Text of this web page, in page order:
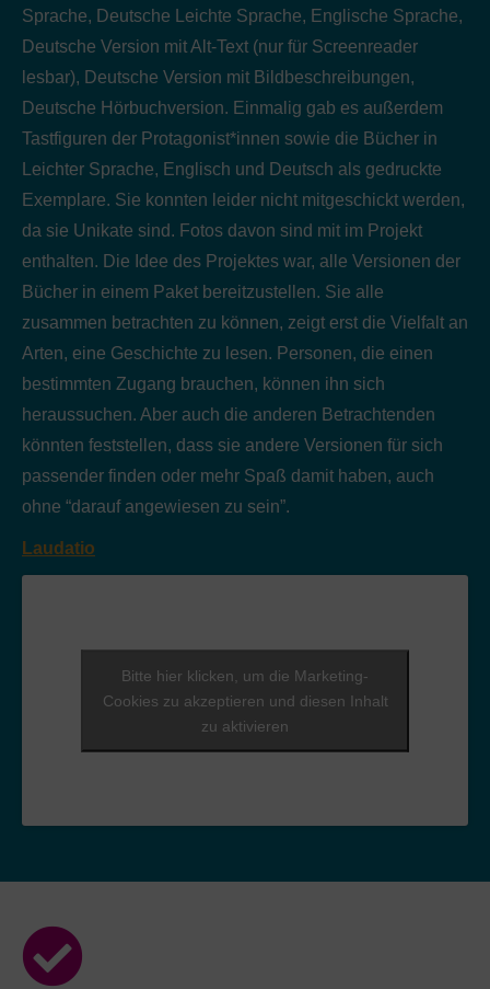
Sprache, Deutsche Leichte Sprache, Englische Sprache,
Deutsche Version mit Alt-Text (nur für Screenreader
lesbar), Deutsche Version mit Bildbeschreibungen,
Deutsche Hörbuchversion. Einmalig gab es außerdem
Tastfiguren der Protagonist*innen sowie die Bücher in
Leichter Sprache, Englisch und Deutsch als gedruckte
Exemplare. Sie konnten leider nicht mitgeschickt werden,
da sie Unikate sind. Fotos davon sind mit im Projekt
enthalten. Die Idee des Projektes war, alle Versionen der
Bücher in einem Paket bereitzustellen. Sie alle
zusammen betrachten zu können, zeigt erst die Vielfalt an
Arten, eine Geschichte zu lesen. Personen, die einen
bestimmten Zugang brauchen, können ihn sich
heraussuchen. Aber auch die anderen Betrachtenden
könnten feststellen, dass sie andere Versionen für sich
passender finden oder mehr Spaß damit haben, auch
ohne “darauf angewiesen zu sein”.
Laudatio
Bitte hier klicken, um die Marketing-
Cookies zu akzeptieren und diesen Inhalt
zu aktivieren